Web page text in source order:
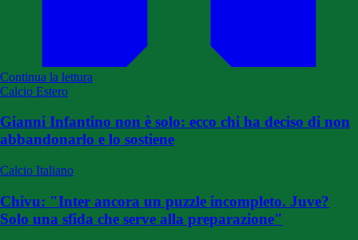
Continua la lettura
Calcio Estero
Gianni Infantino non è solo: ecco chi ha deciso di non
abbandonarlo e lo sostiene
Calcio Italiano
Chivu: "Inter ancora un puzzle incompleto. Juve?
Solo una sfida che serve alla preparazione"